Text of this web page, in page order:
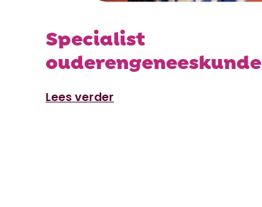
Specialist
ouderengeneeskunde
Lees verder